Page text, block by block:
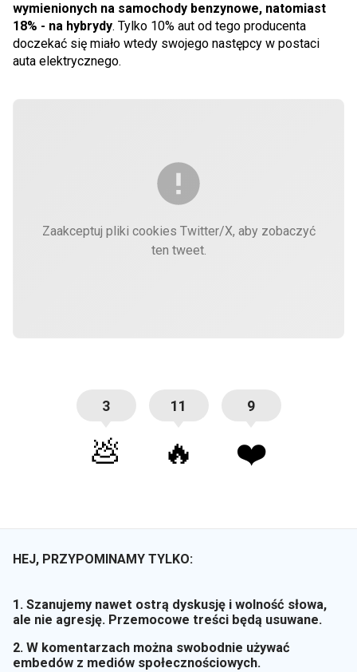
wymienionych na samochody benzynowe, natomiast
18% - na hybrydy. Tylko 10% aut od tego producenta
doczekać się miało wtedy swojego następcy w postaci
auta elektrycznego.
Zaakceptuj pliki cookies Twitter/X, aby zobaczyć
ten tweet.
3
💩
11
🔥
9
❤️
HEJ, PRZYPOMINAMY TYLKO:
1. Szanujemy nawet ostrą dyskusję i wolność słowa,
ale nie agresję. Przemocowe treści będą usuwane.
2. W komentarzach można swobodnie używać
embedów z mediów społecznościowych.